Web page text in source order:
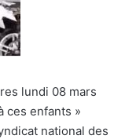
lundi 08 mars
ces enfants »
national des